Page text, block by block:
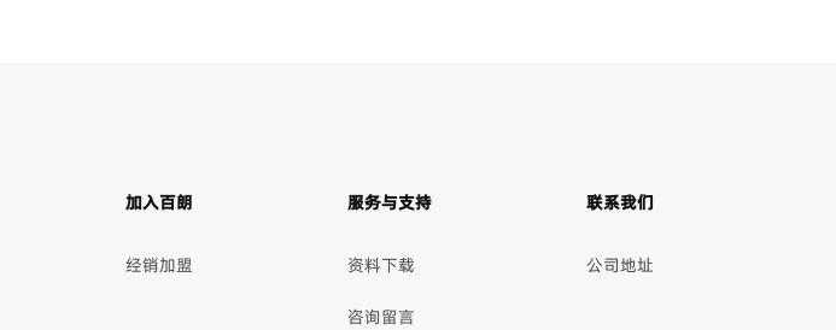
加入百朗 服务与支持 联系我们
经销加盟 资料下载
咨询留言
公司地址